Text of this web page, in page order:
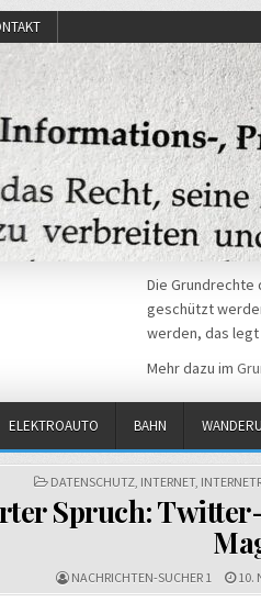
Die Grundrechte
geschützt
werden, das legt
Mehr dazu im
ELEKTROAUTO BAHN
POSTED
DATENSCHUTZ INTERNET,
Spruch:
NACHRICHTEN-SUCHER 1 10.